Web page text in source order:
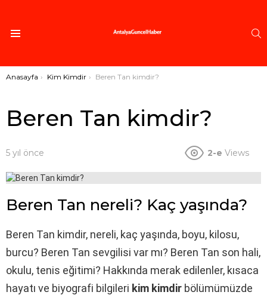
Buradasınız:
Anasayfa Kim Kimdir Beren Tan kimdir?
Beren Tan kimdir?
5 yıl önce 2-e Views
Beren Tan nereli? Kaç yaşında?
Beren Tan kimdir, nereli, kaç yaşında, boyu, kilosu,
burcu? Beren Tan sevgilisi var mı? Beren Tan son hali,
okulu, tenis eğitimi? Hakkında merak edilenler, kısaca
hayatı ve biyografi bilgileri kim kimdir bölümümüzde